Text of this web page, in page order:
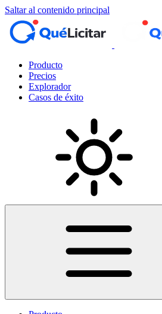
Saltar al contenido principal
Producto
Precios
Explorador
Casos de éxito